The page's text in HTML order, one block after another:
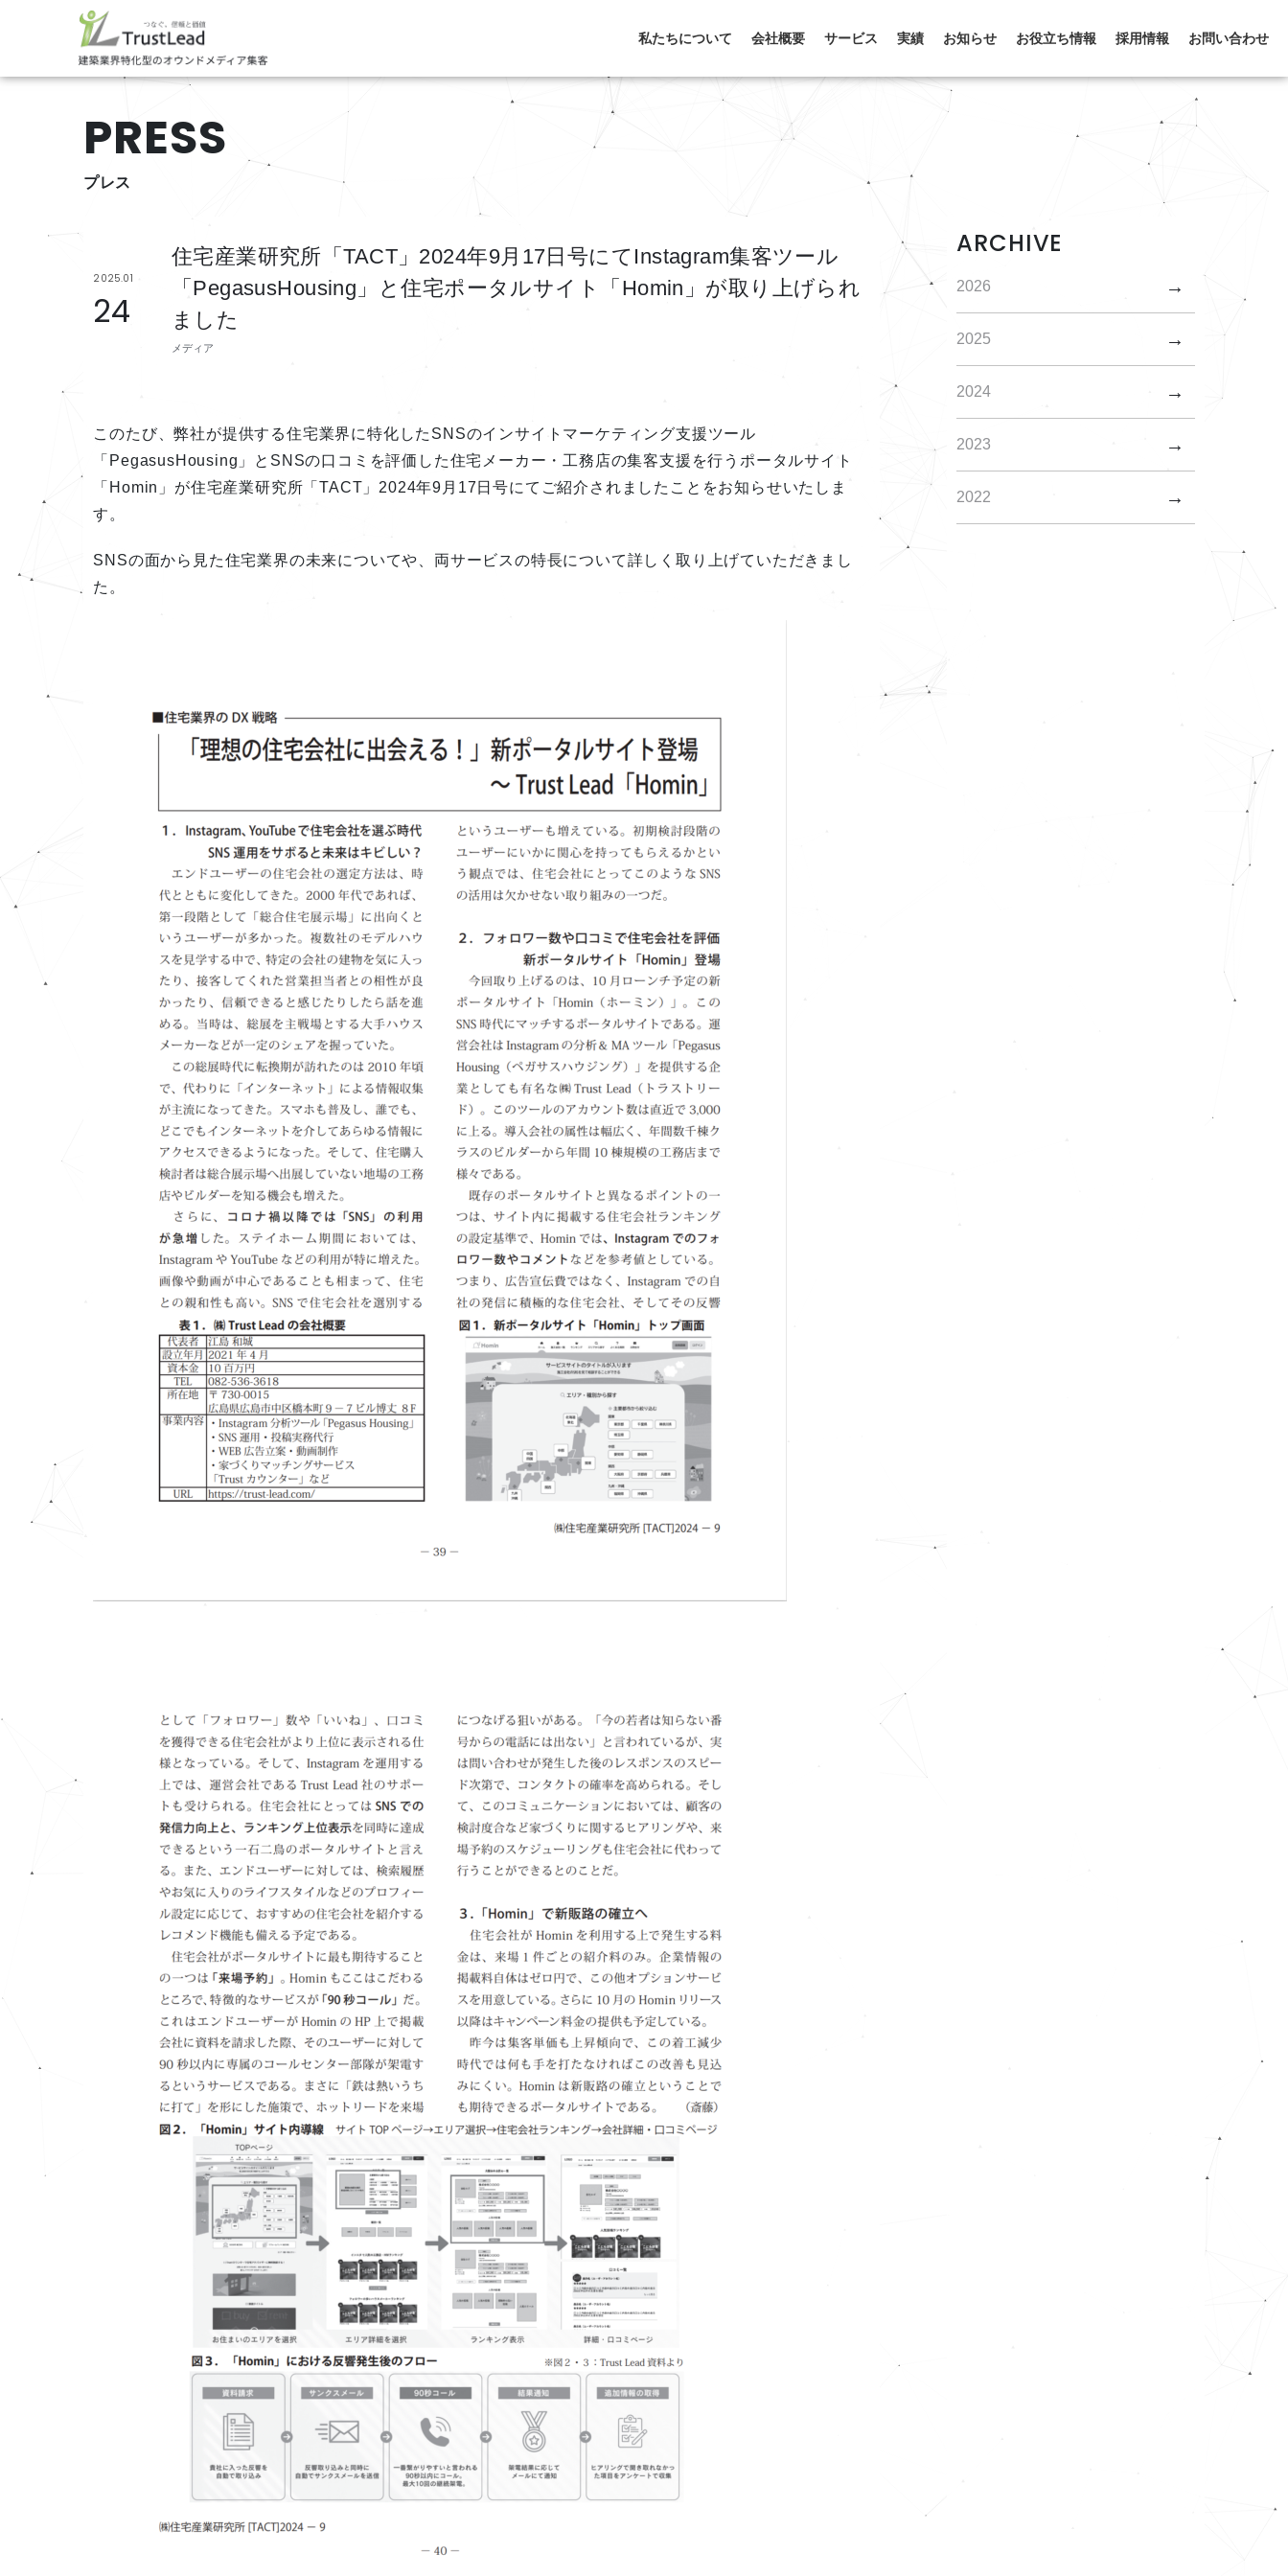
私たちについて 会社概要 サービス 実績 お知らせ お役立ち情報 採用情報 お問い合わせ
PRESS
プレス
2025.01
24
住宅産業研究所「TACT」2024年9月17日号にてInstagram集客ツール
「PegasusHousing」と住宅ポータルサイト「Homin」が取り上げられ
ました
メディア
このたび、弊社が提供する住宅業界に特化したSNSのインサイトマーケティング支援ツール
「PegasusHousing」とSNSの口コミを評価した住宅メーカー・工務店の集客支援を行うポータルサイト
「Homin」が住宅産業研究所「TACT」2024年9月17日号にてご紹介されましたことをお知らせいたしま
す。
SNSの面から見た住宅業界の未来についてや、両サービスの特長について詳しく取り上げていただきまし
た。
ARCHIVE
2026
2025
2024
2023
2022